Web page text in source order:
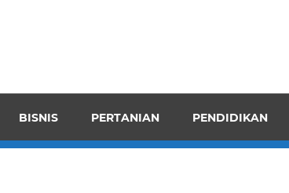
BISNIS PERTANIAN PENDIDIKAN